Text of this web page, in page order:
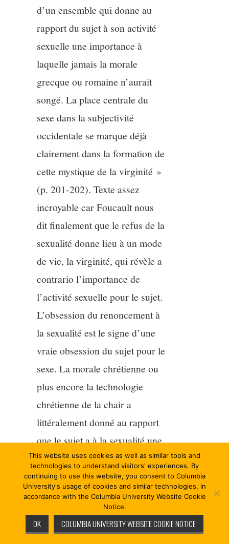
d’un ensemble qui donne au
rapport du sujet à son activité
sexuelle une importance à
laquelle jamais la morale
grecque ou romaine n’aurait
songé. La place centrale du
sexe dans la subjectivité
occidentale se marque déjà
clairement dans la formation de
cette mystique de la virginité »
(p. 201-202). Texte assez
incroyable car Foucault nous
dit finalement que le refus de la
sexualité donne lieu à un mode
de vie, la virginité, qui révèle a
contrario l’importance de
l’activité sexuelle pour le sujet.
L’obsession du renoncement à
la sexualité est le signe d’une
vraie obsession du sujet pour le
sexe. La morale chrétienne ou
plus encore la technologie
chrétienne de la chair a
littéralement donné au rapport
que le sujet a à la sexualité une
importance sans équivalent. Et
ainsi c’est la culture chrétienne
qui a finalement fait de la
sexualité une obsession pour le
sujet. Avec elle les sujets ne
This website uses cookies as well as similar tools and
technologies to understand visitors' experiences. By
continuing to use this website, you consent to Columbia
University's usage of cookies and similar technologies, in
accordance with the Columbia University Website Cookie
Notice.
OK COLUMBIA UNIVERSITY WEBSITE COOKIE NOTICE